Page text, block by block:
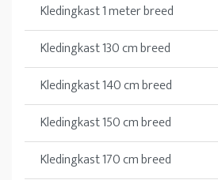
Kledingkast 1 meter breed
Kledingkast 130 cm breed
Kledingkast 140 cm breed
Kledingkast 150 cm breed
Kledingkast 170 cm breed